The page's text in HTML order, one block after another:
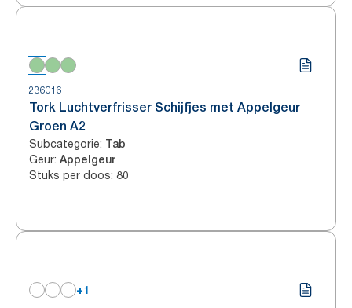
236016
Tork Luchtverfrisser Schijfjes met Appelgeur
Groen A2
Subcategorie: Tab
Geur: Appelgeur
Stuks per doos: 80
+1